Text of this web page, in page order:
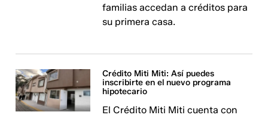
familias accedan a créditos para
su primera casa.
Crédito Miti Miti: Así puedes
inscribirte en el nuevo programa
hipotecario
El Crédito Miti Miti cuenta con